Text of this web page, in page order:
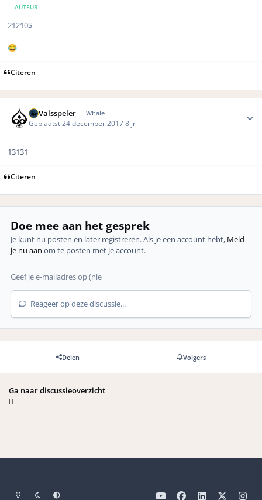
AUTEUR
21210$
😂
Citeren
DeValsspeler Whale
Geplaatst 24 december 20178 jr
13131
Citeren
Doe mee aan het gesprek
Je kunt nu posten en later registreren. Als je een account hebt, Meld
je nu aan om te posten met je account.
Reageer op deze discussie...
Delen Volgers
Ga naar discussieoverzicht
Light ModeDark ModeSysteemvoorkeuren